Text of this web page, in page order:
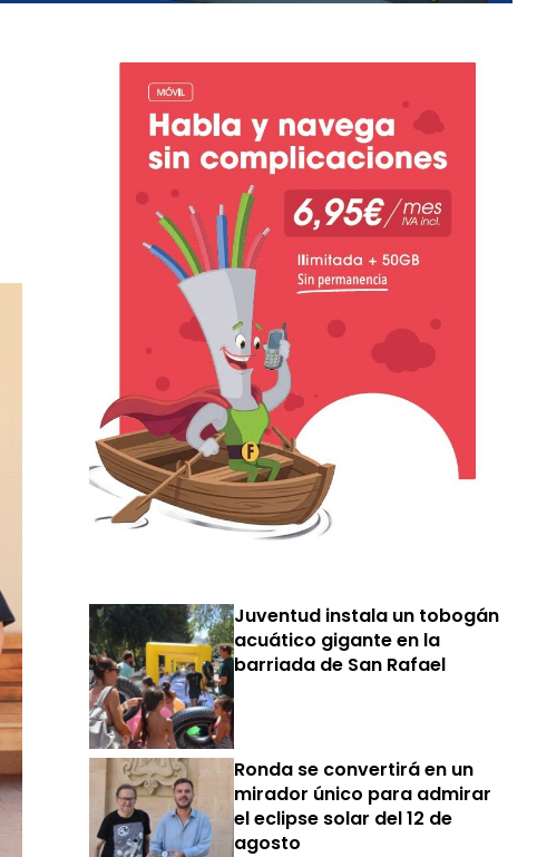
Juventud instala un tobogán
acuático gigante en la
barriada de San Rafael
Ronda se convertirá en un
mirador único para admirar
el eclipse solar del 12 de
agosto